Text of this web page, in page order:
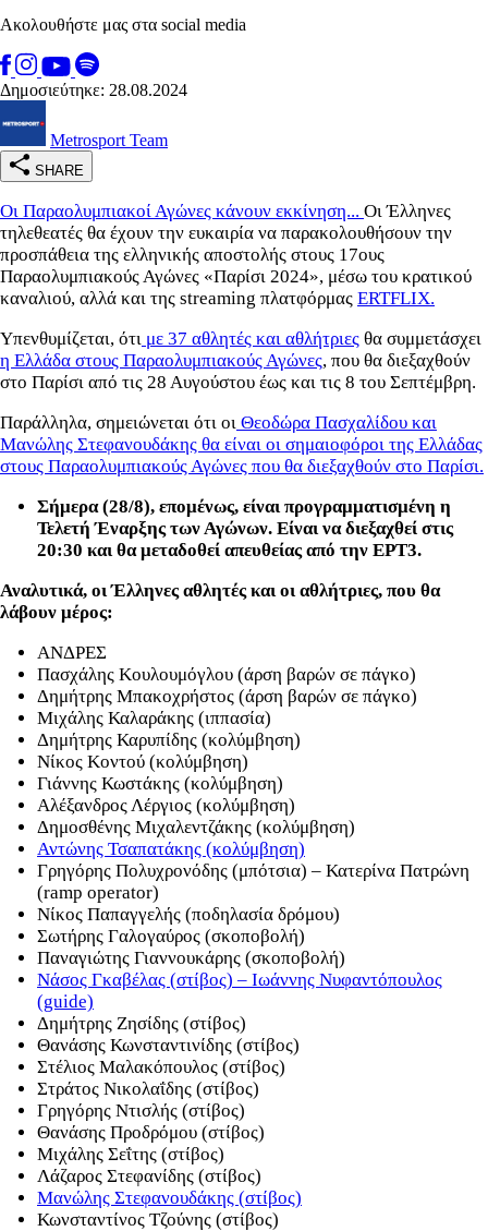
Ακολουθήστε μας στα social media
Δημοσιεύτηκε: 28.08.2024
Metrosport Team
SHARE
Οι Παραολυμπιακοί Αγώνες κάνουν εκκίνηση... Οι Έλληνες
τηλεθεατές θα έχουν την ευκαιρία να παρακολουθήσουν την
προσπάθεια της ελληνικής αποστολής στους 17ους
Παραολυμπιακούς Αγώνες «Παρίσι 2024», μέσω του κρατικού
καναλιού, αλλά και της streaming πλατφόρμας ERTFLIX.
Υπενθυμίζεται, ότι με 37 αθλητές και αθλήτριες θα συμμετάσχει
η Ελλάδα στους Παραολυμπιακούς Αγώνες, που θα διεξαχθούν
στο Παρίσι από τις 28 Αυγούστου έως και τις 8 του Σεπτέμβρη.
Παράλληλα, σημειώνεται ότι οι Θεοδώρα Πασχαλίδου και
Μανώλης Στεφανουδάκης θα είναι οι σημαιοφόροι της Ελλάδας
στους Παραολυμπιακούς Αγώνες που θα διεξαχθούν στο Παρίσι.
Σήμερα (28/8), επομένως, είναι προγραμματισμένη η
Τελετή Έναρξης των Αγώνων. Είναι να διεξαχθεί στις
20:30 και θα μεταδοθεί απευθείας από την ΕΡΤ3.
Αναλυτικά, οι Έλληνες αθλητές και οι αθλήτριες, που θα
λάβουν μέρος:
ΑΝΔΡΕΣ
Πασχάλης Κουλουμόγλου (άρση βαρών σε πάγκο)
Δημήτρης Μπακοχρήστος (άρση βαρών σε πάγκο)
Μιχάλης Καλαράκης (ιππασία)
Δημήτρης Καρυπίδης (κολύμβηση)
Νίκος Κοντού (κολύμβηση)
Γιάννης Κωστάκης (κολύμβηση)
Αλέξανδρος Λέργιος (κολύμβηση)
Δημοσθένης Μιχαλεντζάκης (κολύμβηση)
Αντώνης Τσαπατάκης (κολύμβηση)
Γρηγόρης Πολυχρονόδης (μπότσια) – Κατερίνα Πατρώνη
(ramp operator)
Νίκος Παπαγγελής (ποδηλασία δρόμου)
Σωτήρης Γαλογαύρος (σκοποβολή)
Παναγιώτης Γιαννουκάρης (σκοποβολή)
Νάσος Γκαβέλας (στίβος) – Ιωάννης Νυφαντόπουλος
(guide)
Δημήτρης Ζησίδης (στίβος)
Θανάσης Κωνσταντινίδης (στίβος)
Στέλιος Μαλακόπουλος (στίβος)
Στράτος Νικολαΐδης (στίβος)
Γρηγόρης Ντισλής (στίβος)
Θανάσης Προδρόμου (στίβος)
Μιχάλης Σεΐτης (στίβος)
Λάζαρος Στεφανίδης (στίβος)
Μανώλης Στεφανουδάκης (στίβος)
Κωνσταντίνος Τζούνης (στίβος)